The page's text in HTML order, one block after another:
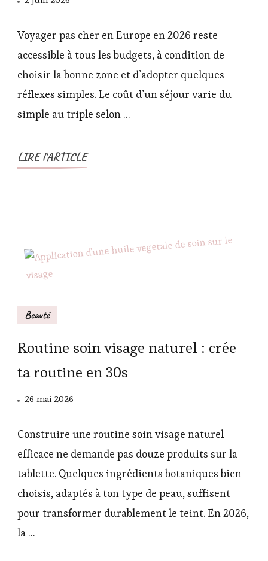
Voyager pas cher en Europe en 2026 reste
accessible à tous les budgets, à condition de
choisir la bonne zone et d’adopter quelques
réflexes simples. Le coût d’un séjour varie du
simple au triple selon …
LIRE l'ARTICLE
Beauté
Routine soin visage naturel : crée
ta routine en 30s
26 mai 2026
Construire une routine soin visage naturel
efficace ne demande pas douze produits sur la
tablette. Quelques ingrédients botaniques bien
choisis, adaptés à ton type de peau, suffisent
pour transformer durablement le teint. En 2026,
la …